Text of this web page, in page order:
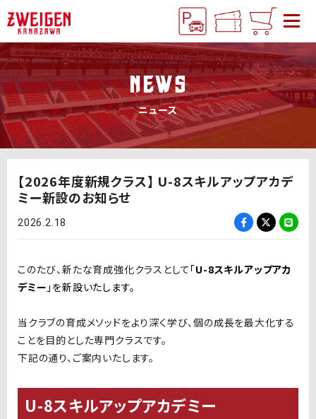
NEWS
ニュース
【2026年度新規クラス】 U-8スキルアップアカデ
ミー新設のお知らせ
2026.2.18
このたび、新たな育成強化クラスとして 「U-8スキルアップアカ
デミー 」を新設いたします。
当クラブの育成メソッドをより深く学び、個の成長を最大化する
ことを目的とした専門クラスです。
下記の通り、ご案内いたします。
U-8スキルアップアカデミー